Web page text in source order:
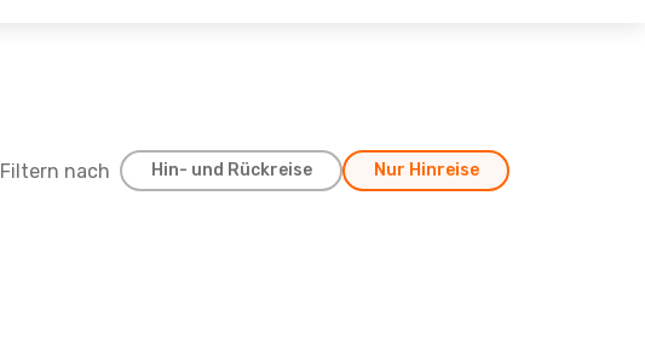
Filtern nach Hin- und Rückreise Nur Hinreise